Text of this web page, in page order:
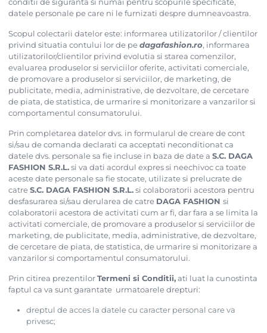
datele personale pe care ni le furnizati despre dumneavoastra.
Scopul colectarii datelor este: informarea utilizatorilor / clientilor
privind situatia contului lor de pedagafashion.ro, informarea
utilizatorilor/clientilor privind evolutia si starea comenzilor,
evaluarea produselor si serviciilor oferite, activitati comerciale,
de promovare a produselor si serviciilor, de marketing, de
publicitate, media, administrative, de dezvoltare, de cercetare
de piata, de statistica, de urmarire si monitorizare a vanzarilor si
comportamentul consumatorului.
Prin completarea datelor dvs. in formularul de creare de cont
si/sau de comanda declarati ca acceptati neconditionat ca
datele dvs. personale sa fie incluse in baza de date aS.C. DAGA
FASHION S.R.L.si va dati acordul expres si neechivoc ca toate
aceste date personale sa fie stocate, utilizate si prelucrate de
catreS.C. DAGA FASHION S.R.L.si colaboratorii acestora pentru
desfasurarea si/sau derularea de catre DAGA FASHIONsi
colaboratorii acestora de activitati cum ar fi, dar fara a se limita la
activitati comerciale, de promovare a produselor si serviciilor de
marketing, de publicitate, media, administrative, de dezvoltare,
de cercetare de piata, de statistica, de urmarire si monitorizare a
vanzarilor si comportamentul consumatorului.
Prin citirea prezentilorTermeni si Conditii,ati luat la cunostinta
faptul ca va sunt garantate urmatoarele drepturi:
dreptul de acces la datele cu caracter personal care va
privesc;